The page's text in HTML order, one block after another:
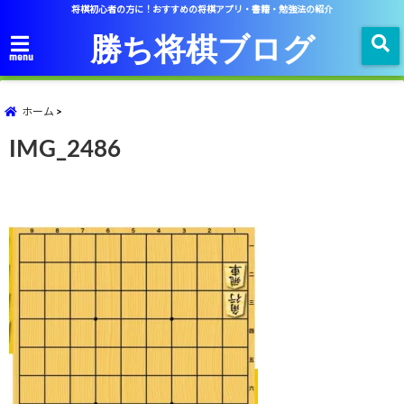
将棋初心者の方に！おすすめの将棋アプリ・書籍・勉強法の紹介
menu 勝ち将棋ブログ
ホーム
IMG_2486